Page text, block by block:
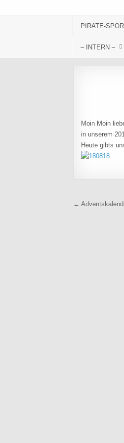
PIRATE-
– INTERN –
Moin Moin
in unserem
Heute gibts
←